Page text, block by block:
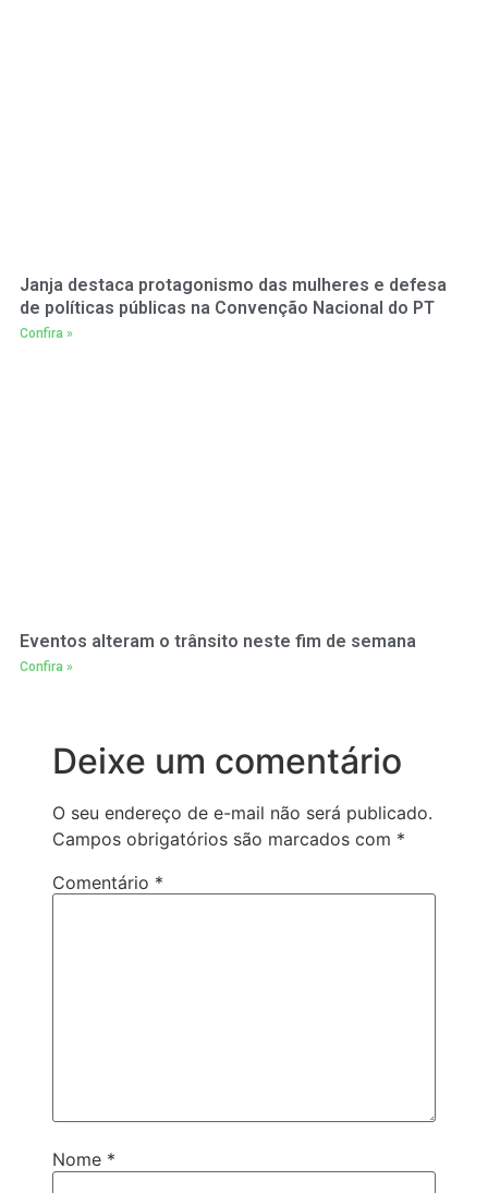
Janja destaca protagonismo das mulheres e defesa
de políticas públicas na Convenção Nacional do PT
Confira »
Eventos alteram o trânsito neste fim de semana
Confira »
Deixe um comentário
O seu endereço de e-mail não será publicado.
Campos obrigatórios são marcados com *
Comentário *
Nome *